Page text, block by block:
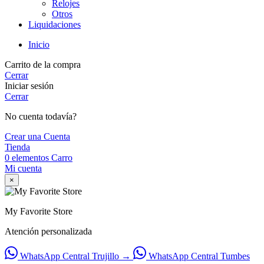
Relojes
Otros
Liquidaciones
Inicio
Carrito de la compra
Cerrar
Iniciar sesión
Cerrar
No cuenta todavía?
Crear una Cuenta
Tienda
0 elementos Carro
Mi cuenta
×
My Favorite Store
Atención personalizada
WhatsApp Central Trujillo → WhatsApp Central Tumbes